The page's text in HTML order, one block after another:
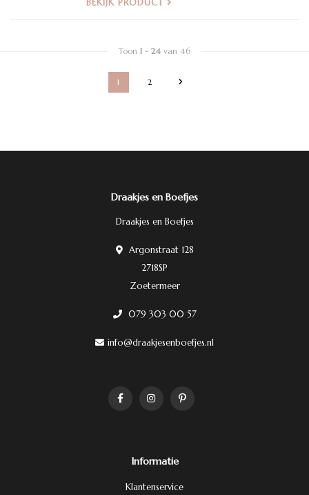
BEKIJK PRODUCT
Toon 1 - 24 van 46
1 2
Draakjes en Boefjes
Draakjes en Boefjes
Argonstraat 128
2718SP
Zoetermeer
079 303 00 57
info@draakjesenboefjes.nl
Informatie
Klantenservice